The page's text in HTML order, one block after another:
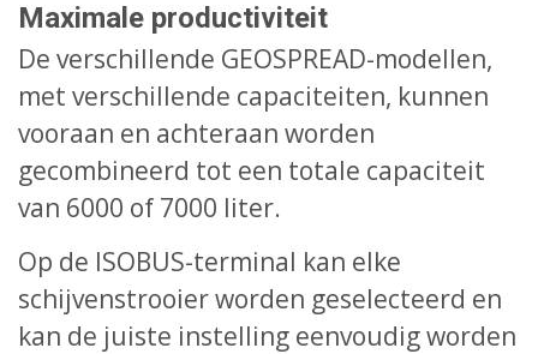
Maximale productiviteit
De verschillende GEOSPREAD-modellen,
met verschillende capaciteiten, kunnen
vooraan en achteraan worden
gecombineerd tot een totale capaciteit
van 6000 of 7000 liter.
Op de ISOBUS-terminal kan elke
schijvenstrooier worden geselecteerd en
kan de juiste instelling eenvoudig worden